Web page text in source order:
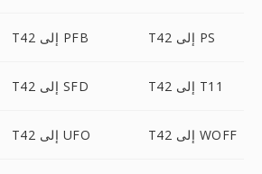
T42 إلى PFB T42 إلى PS
T42 إلى SFD T42 إلى T11
T42 إلى UFO T42 إلى WOFF